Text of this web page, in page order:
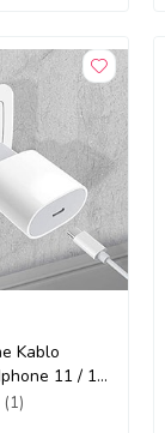
Kablo
11 / 12 /
Uyumlu
(1)